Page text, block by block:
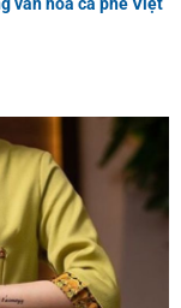
văn hóa cà phê Việt